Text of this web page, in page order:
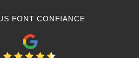
FONT CONFIANCE